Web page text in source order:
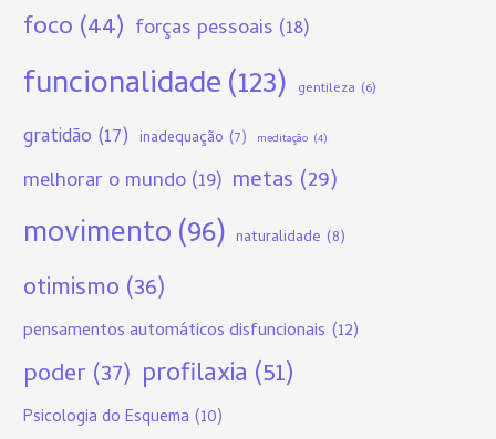
foco (44) forças pessoais (18)
funcionalidade(123) gentileza (6)
gratidão (17) inadequação (7) meditação (4)
melhorar o mundo(19) metas (29)
movimento(96) naturalidade (8)
otimismo (36)
pensamentos automáticos disfuncionais (12)
poder(37) profilaxia (51)
Psicologia do Esquema (10)